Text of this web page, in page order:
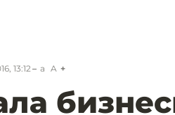
13:12 a A